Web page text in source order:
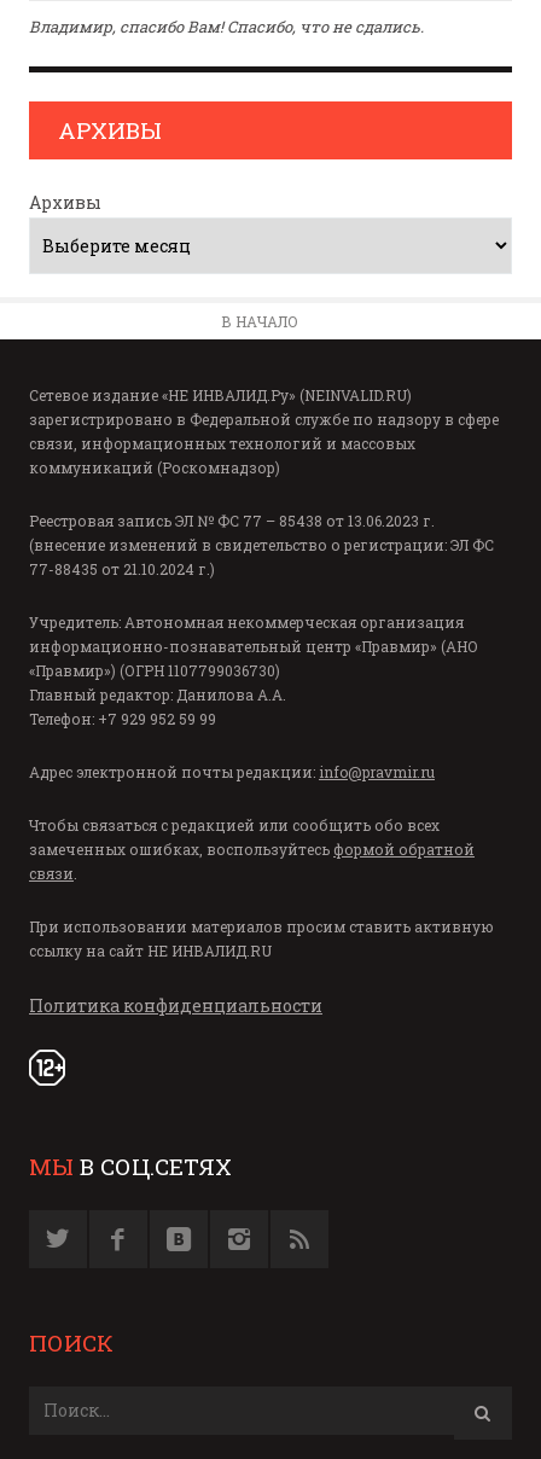
Владимир, спасибо Вам! Спасибо, что не сдались.
АРХИВЫ
Архивы
В НАЧАЛО
Сетевое издание «НЕ ИНВАЛИД.Ру» (NEINVALID.RU)
зарегистрировано в Федеральной службе по надзору в сфере
связи, информационных технологий и массовых
коммуникаций (Роскомнадзор)
Реестровая запись ЭЛ № ФС 77 – 85438 от 13.06.2023 г.
(внесение изменений в свидетельство о регистрации: ЭЛ ФС
77-88435 от 21.10.2024 г.)
Учредитель: Автономная некоммерческая организация
информационно-познавательный центр «Правмир» (АНО
«Правмир») (ОГРН 1107799036730)
Главный редактор: Данилова А.А.
Телефон: +7 929 952 59 99
Адрес электронной почты редакции: info@pravmir.ru
Чтобы связаться с редакцией или сообщить обо всех
замеченных ошибках, воспользуйтесь формой обратной
связи.
При использовании материалов просим ставить активную
ссылку на сайт НЕ ИНВАЛИД.RU
Политика конфиденциальности
МЫ В СОЦ.СЕТЯХ
ПОИСК